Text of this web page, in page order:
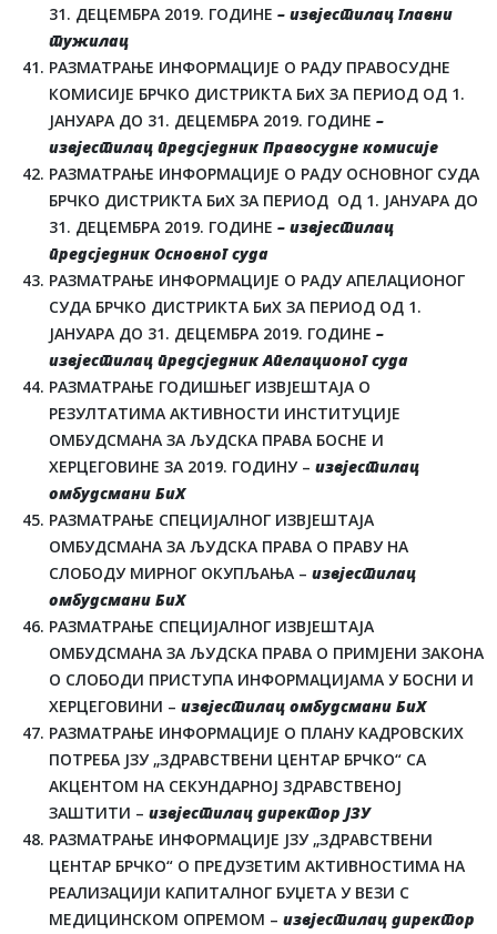
31. ДЕЦЕМБРА 2019. ГОДИНЕ – извјестилац главни
тужилац
РАЗМАТРАЊЕ ИНФОРМАЦИЈЕ О РАДУ ПРАВОСУДНЕ
КОМИСИЈЕ БРЧКО ДИСТРИКТА БиХ ЗА ПЕРИОД ОД 1.
ЈАНУАРА ДО 31. ДЕЦЕМБРА 2019. ГОДИНЕ –
извјестилац предсједник Правосудне комисије
РАЗМАТРАЊЕ ИНФОРМАЦИЈЕ О РАДУ ОСНОВНОГ СУДА
БРЧКО ДИСТРИКТА БиХ ЗА ПЕРИОД ОД 1. ЈАНУАРА ДО
31. ДЕЦЕМБРА 2019. ГОДИНЕ – извјестилац
предсједник Основног суда
РАЗМАТРАЊЕ ИНФОРМАЦИЈЕ О РАДУ АПЕЛАЦИОНОГ
СУДА БРЧКО ДИСТРИКТА БиХ ЗА ПЕРИОД ОД 1.
ЈАНУАРА ДО 31. ДЕЦЕМБРА 2019. ГОДИНЕ –
извјестилац предсједник Апелационог суда
РАЗМАТРАЊЕ ГОДИШЊЕГ ИЗВЈЕШТАЈА О
РЕЗУЛТАТИМА АКТИВНОСТИ ИНСТИТУЦИЈЕ
ОМБУДСМАНА ЗА ЉУДСКА ПРАВА БОСНЕ И
ХЕРЦЕГОВИНЕ ЗА 2019. ГОДИНУ – извјестилац
омбудсмани БиХ
РАЗМАТРАЊЕ СПЕЦИЈАЛНОГ ИЗВЈЕШТАЈА
ОМБУДСМАНА ЗА ЉУДСКА ПРАВА О ПРАВУ НА
СЛОБОДУ МИРНОГ ОКУПЉАЊА – извјестилац
омбудсмани БиХ
РАЗМАТРАЊЕ СПЕЦИЈАЛНОГ ИЗВЈЕШТАЈА
ОМБУДСМАНА ЗА ЉУДСКА ПРАВА О ПРИМЈЕНИ ЗАКОНА
О СЛОБОДИ ПРИСТУПА ИНФОРМАЦИЈАМА У БОСНИ И
ХЕРЦЕГОВИНИ – извјестилац омбудсмани БиХ
РАЗМАТРАЊЕ ИНФОРМАЦИЈЕ О ПЛАНУ КАДРОВСКИХ
ПОТРЕБА ЈЗУ „ЗДРАВСТВЕНИ ЦЕНТАР БРЧКО“ СА
АКЦЕНТОМ НА СЕКУНДАРНОЈ ЗДРАВСТВЕНОЈ
ЗАШТИТИ – извјестилац директор ЈЗУ
РАЗМАТРАЊЕ ИНФОРМАЦИЈЕ ЈЗУ „ЗДРАВСТВЕНИ
ЦЕНТАР БРЧКО“ О ПРЕДУЗЕТИМ АКТИВНОСТИМА НА
РЕАЛИЗАЦИЈИ КАПИТАЛНОГ БУЏЕТА У ВЕЗИ С
МЕДИЦИНСКОМ ОПРЕМОМ – извјестилац директор